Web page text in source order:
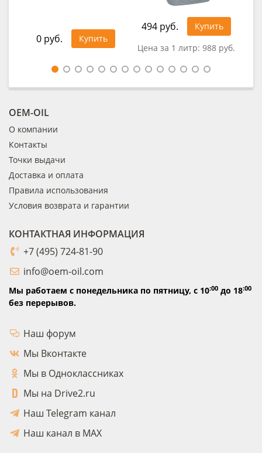
0 руб. Купить
494 руб.
Купить
Цена за 1 литр: 988 руб.
OEM-OIL
О компании
Контакты
Точки выдачи
Доставка и оплата
Правила использования
Условия возврата и гарантии
КОНТАКТНАЯ ИНФОРМАЦИЯ
+7 (495) 724-81-90
info@oem-oil.com
Мы работаем с понедельника по пятницу, с 10:00 до 18:00
без перерывов.
Наш форум
Мы Вконтакте
Мы в Одноклассниках
Мы на Drive2.ru
Наш Telegram канал
Наш канал в MAX